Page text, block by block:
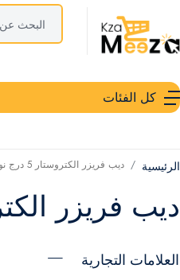
كل الفئات
الرئيسية ديب فريزر الكتروستار 5 درج نوفروست
ديب فريزر الكتروستار 5
العلامات التجارية